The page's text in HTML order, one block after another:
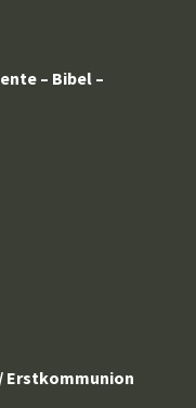
– Bibel –
Erstkommunion